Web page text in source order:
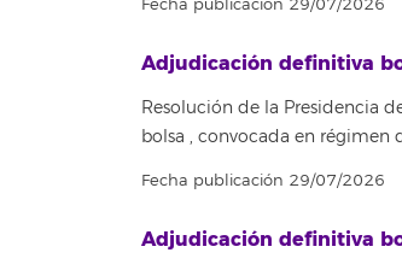
Fecha publicación 29/07/2026
Adjudicación definitiva
Resolución de la Presidencia
bolsa , convocada en régimen
Fecha publicación 29/07/2026
Adjudicación definitiva